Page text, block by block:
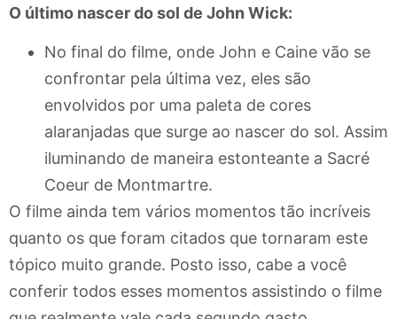
O último nascer do sol de John Wick:
No final do filme, onde John e Caine vão se
confrontar pela última vez, eles são
envolvidos por uma paleta de cores
alaranjadas que surge ao nascer do sol. Assim
iluminando de maneira estonteante a Sacré
Coeur de Montmartre.
O filme ainda tem vários momentos tão incríveis
quanto os que foram citados que tornaram este
tópico muito grande. Posto isso, cabe a você
conferir todos esses momentos assistindo o filme